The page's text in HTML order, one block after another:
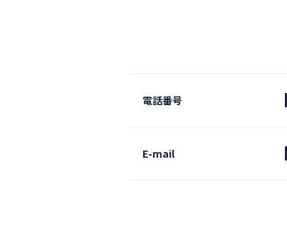
電話番号
E-mail